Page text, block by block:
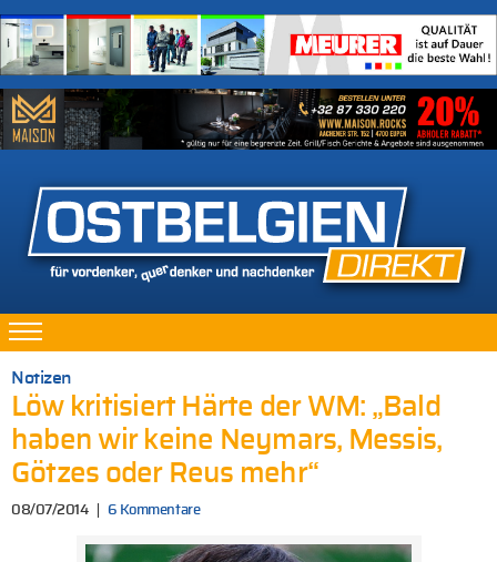
Notizen
Löw kritisiert Härte der WM: „Bald
haben wir keine Neymars, Messis,
Götzes oder Reus mehr“
08/07/2014 6 Kommentare